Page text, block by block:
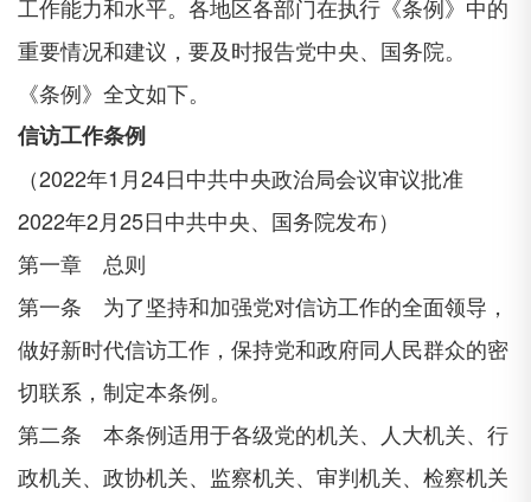
工作能力和水平。各地区各部门在执行《条例》中的
重要情况和建议，要及时报告党中央、国务院。
《条例》全文如下。
信访工作条例
（2022年1月24日中共中央政治局会议审议批准
2022年2月25日中共中央、国务院发布）
第一章 总则
第一条 为了坚持和加强党对信访工作的全面领导，
做好新时代信访工作，保持党和政府同人民群众的密
切联系，制定本条例。
第二条 本条例适用于各级党的机关、人大机关、行
政机关、政协机关、监察机关、审判机关、检察机关